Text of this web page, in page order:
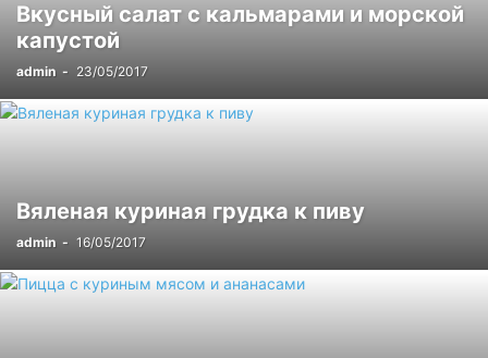
Вкусный салат с кальмарами и морской
капустой
admin - 23/05/2017
Вяленая куриная грудка к пиву
admin - 16/05/2017